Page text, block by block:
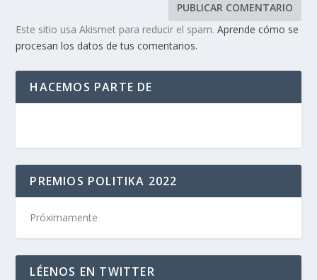
Este sitio usa Akismet para reducir el spam.Aprende cómo se
procesan los datos de tus comentarios.
HACEMOS PARTE DE
PREMIOS POLITIKA 2022
Próximamente
LÉENOS EN TWITTER